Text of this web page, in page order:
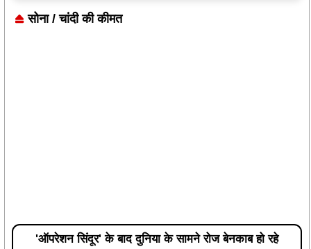
सोना / चांदी की कीमत
'ऑपरेशन सिंदूर' के बाद दुनिया के सामने रोज बेनकाब हो रहे